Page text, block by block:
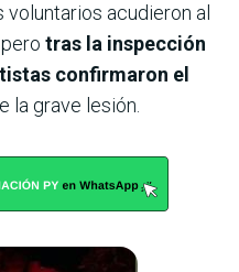
acudieron al
tras la inspección
confirmaron el
la grave lesión.